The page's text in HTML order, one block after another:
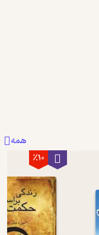
همه
٪10